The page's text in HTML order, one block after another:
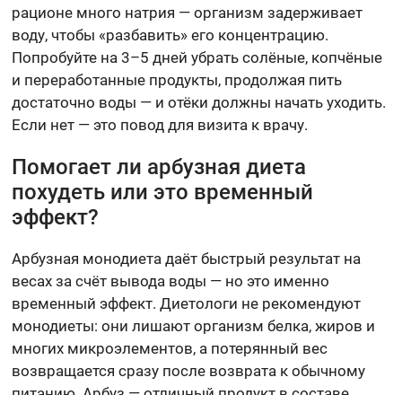
рационе много натрия — организм задерживает
воду, чтобы «разбавить» его концентрацию.
Попробуйте на 3–5 дней убрать солёные, копчёные
и переработанные продукты, продолжая пить
достаточно воды — и отёки должны начать уходить.
Если нет — это повод для визита к врачу.
Помогает ли арбузная диета
похудеть или это временный
эффект?
Арбузная монодиета даёт быстрый результат на
весах за счёт вывода воды — но это именно
временный эффект. Диетологи не рекомендуют
монодиеты: они лишают организм белка, жиров и
многих микроэлементов, а потерянный вес
возвращается сразу после возврата к обычному